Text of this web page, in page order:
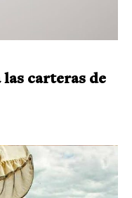
carteras de